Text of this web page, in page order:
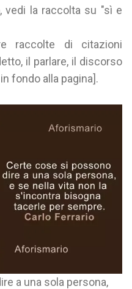
vedi la raccolta su "sì e
raccolte di citazioni
il parlare, il discorso
fondo alla pagina].
a una sola persona,